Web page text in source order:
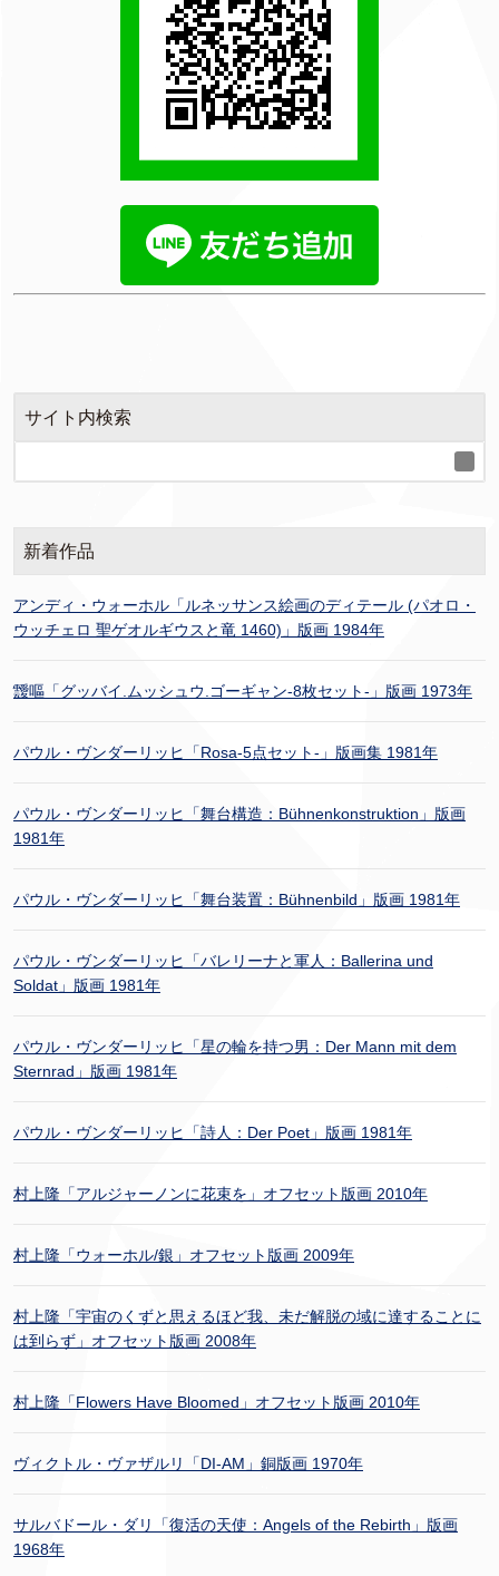
サイト内検索
新着作品
アンディ・ウォーホル「ルネッサンス絵画のディテール (パオロ・
ウッチェロ 聖ゲオルギウスと竜 1460)」版画 1984年
靉嘔「グッバイ.ムッシュウ.ゴーギャン-8枚セット-」版画 1973年
パウル・ヴンダーリッヒ「Rosa-5点セット-」版画集 1981年
パウル・ヴンダーリッヒ「舞台構造：Bühnenkonstruktion」版画
1981年
パウル・ヴンダーリッヒ「舞台装置：Bühnenbild」版画 1981年
パウル・ヴンダーリッヒ「バレリーナと軍人：Ballerina und
Soldat」版画 1981年
パウル・ヴンダーリッヒ「星の輪を持つ男：Der Mann mit dem
Sternrad」版画 1981年
パウル・ヴンダーリッヒ「詩人：Der Poet」版画 1981年
村上隆「アルジャーノンに花束を」オフセット版画 2010年
村上隆「ウォーホル/銀」オフセット版画 2009年
村上隆「宇宙のくずと思えるほど我、未だ解脱の域に達することに
は到らず」オフセット版画 2008年
村上隆「Flowers Have Bloomed」オフセット版画 2010年
ヴィクトル・ヴァザルリ「DI-AM」銅版画 1970年
サルバドール・ダリ「復活の天使：Angels of the Rebirth」版画
1968年